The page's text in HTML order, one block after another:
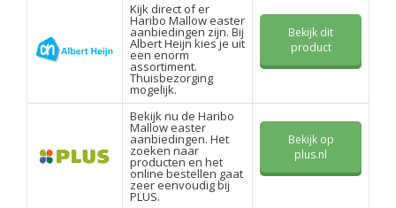
Kijk direct of er
Haribo Mallow easter
aanbiedingen zijn. Bij
Albert Heijn kies je uit
een enorm
assortiment.
Thuisbezorging
mogelijk.
Bekijk dit
product
Bekijk nu de Haribo
Mallow easter
aanbiedingen. Het
zoeken naar
producten en het
online bestellen gaat
zeer eenvoudig bij
PLUS.
Bekijk op
plus.nl